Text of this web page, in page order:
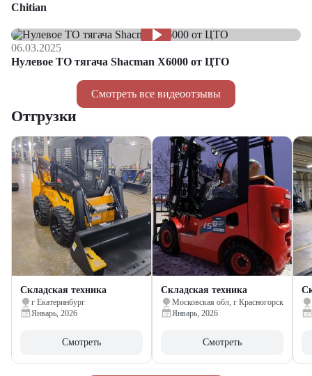
Смотреть все видеоотзывы
Chitian
06.03.2025
Нулевое ТО тягача Shacman Х6000 от ЦТО
Отгрузки
Складская техника
г Екатеринбург
Январь, 2026
Смотреть
Складская техника
Московская обл, г Красногорск
Январь, 2026
Смотреть